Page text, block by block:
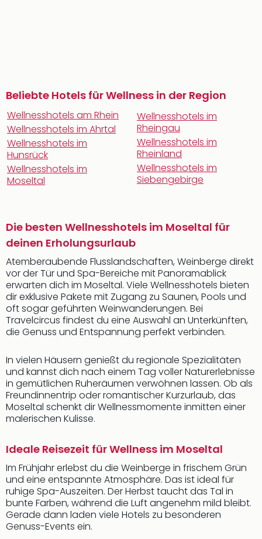
Beliebte Hotels für Wellness in der Region
Wellnesshotels am Rhein
Wellnesshotels im Ahrtal
Wellnesshotels im
Hunsrück
Wellnesshotels im
Moseltal
Wellnesshotels im
Rheingau
Wellnesshotels im
Rheinland
Wellnesshotels im
Siebengebirge
Die besten Wellnesshotels im Moseltal für
deinen Erholungsurlaub
Atemberaubende Flusslandschaften, Weinberge direkt
vor der Tür und Spa-Bereiche mit Panoramablick
erwarten dich im Moseltal. Viele Wellnesshotels bieten
dir exklusive Pakete mit Zugang zu Saunen, Pools und
oft sogar geführten Weinwanderungen. Bei
Travelcircus findest du eine Auswahl an Unterkünften,
die Genuss und Entspannung perfekt verbinden.
In vielen Häusern genießt du regionale Spezialitäten
und kannst dich nach einem Tag voller Naturerlebnisse
in gemütlichen Ruheräumen verwöhnen lassen. Ob als
Freundinnentrip oder romantischer Kurzurlaub, das
Moseltal schenkt dir Wellnessmomente inmitten einer
malerischen Kulisse.
Ideale Reisezeit für Wellness im Moseltal
Im Frühjahr erlebst du die Weinberge in frischem Grün
und eine entspannte Atmosphäre. Das ist ideal für
ruhige Spa-Auszeiten. Der Herbst taucht das Tal in
bunte Farben, während die Luft angenehm mild bleibt.
Gerade dann laden viele Hotels zu besonderen
Genuss-Events ein.